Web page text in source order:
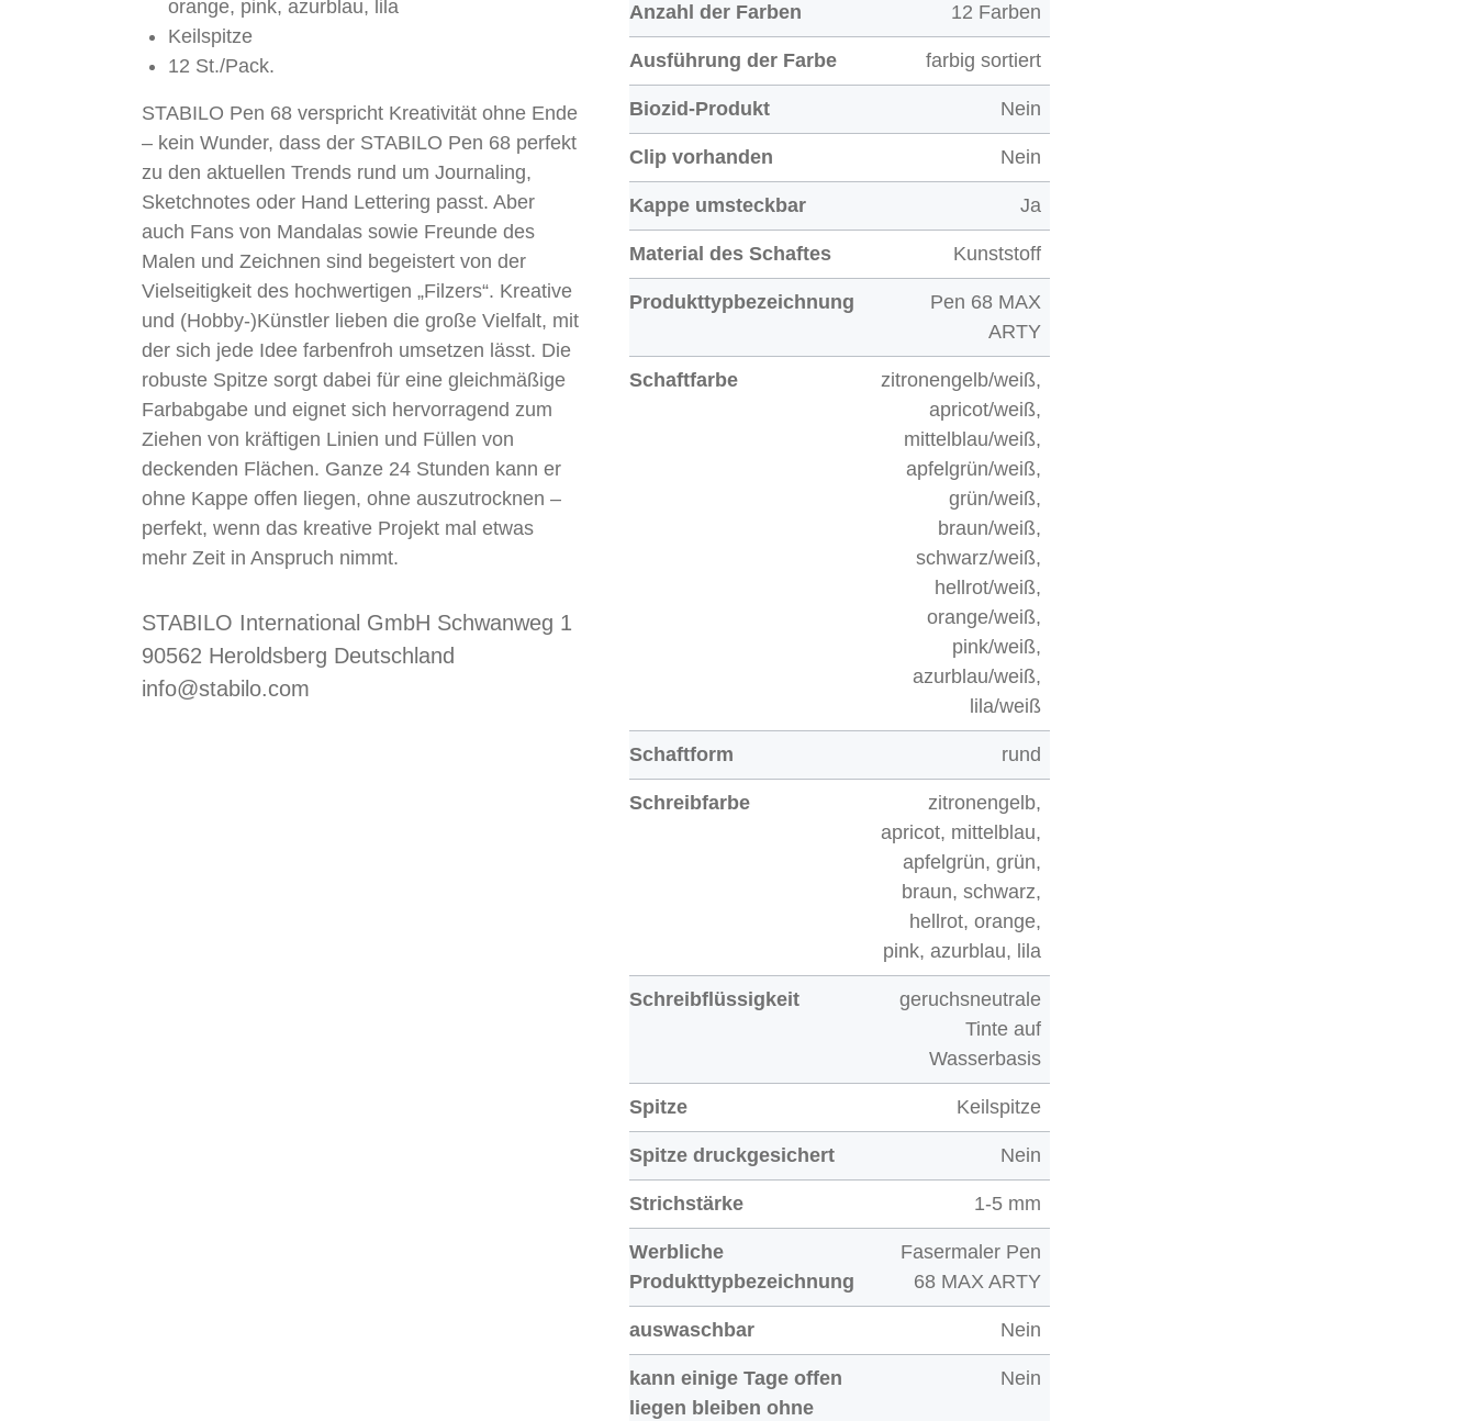
zitronengelb
orange, pink, azurblau, lila
Keilspitze
12 St./Pack.
STABILO Pen 68 verspricht Kreativität ohne Ende
– kein Wunder, dass der STABILO Pen 68 perfekt
zu den aktuellen Trends rund um Journaling,
Sketchnotes oder Hand Lettering passt. Aber
auch Fans von Mandalas sowie Freunde des
Malen und Zeichnen sind begeistert von der
Vielseitigkeit des hochwertigen „Filzers“. Kreative
und (Hobby-)Künstler lieben die große Vielfalt, mit
der sich jede Idee farbenfroh umsetzen lässt. Die
robuste Spitze sorgt dabei für eine gleichmäßige
Farbabgabe und eignet sich hervorragend zum
Ziehen von kräftigen Linien und Füllen von
deckenden Flächen. Ganze 24 Stunden kann er
ohne Kappe offen liegen, ohne auszutrocknen –
perfekt, wenn das kreative Projekt mal etwas
mehr Zeit in Anspruch nimmt.
STABILO International GmbH Schwanweg 1
90562 Heroldsberg Deutschland
info@stabilo.com
Anzahl der Farben 12 Farben
Ausführung der Farbe farbig sortiert
Biozid-Produkt Nein
Clip vorhanden Nein
Kappe umsteckbar Ja
Material des Schaftes Kunststoff
Produkttypbezeichnung
Pen 68 MAX
ARTY
Schaftfarbe
zitronengelb/weiß,
apricot/weiß,
mittelblau/weiß,
apfelgrün/weiß,
grün/weiß,
braun/weiß,
schwarz/weiß,
hellrot/weiß,
orange/weiß,
pink/weiß,
azurblau/weiß,
lila/weiß
Schaftform rund
Schreibfarbe
zitronengelb,
apricot, mittelblau,
apfelgrün, grün,
braun, schwarz,
hellrot, orange,
pink, azurblau, lila
Schreibflüssigkeit
geruchsneutrale
Tinte auf
Wasserbasis
Spitze Keilspitze
Spitze druckgesichert Nein
Strichstärke 1-5 mm
Werbliche
Produkttypbezeichnung
Fasermaler Pen
68 MAX ARTY
auswaschbar Nein
kann einige Tage offen
liegen bleiben ohne
Nein